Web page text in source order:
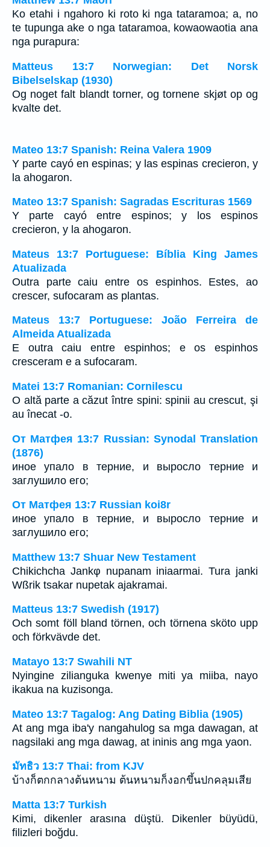
Ko etahi i ngahoro ki roto ki nga tataramoa; a, no
te tupunga ake o nga tataramoa, kowaowaotia ana
nga purapura:
Matteus 13:7 Norwegian: Det Norsk
Bibelselskap (1930)
Og noget falt blandt torner, og tornene skjøt op og
kvalte det.
Mateo 13:7 Spanish: Reina Valera 1909
Y parte cayó en espinas; y las espinas crecieron, y
la ahogaron.
Mateo 13:7 Spanish: Sagradas Escrituras 1569
Y parte cayó entre espinos; y los espinos
crecieron, y la ahogaron.
Mateus 13:7 Portuguese: Bíblia King James
Atualizada
Outra parte caiu entre os espinhos. Estes, ao
crescer, sufocaram as plantas.
Mateus 13:7 Portuguese: João Ferreira de
Almeida Atualizada
E outra caiu entre espinhos; e os espinhos
cresceram e a sufocaram.
Matei 13:7 Romanian: Cornilescu
O altă parte a căzut între spini: spinii au crescut, şi
au înecat -o.
От Матфея 13:7 Russian: Synodal Translation
(1876)
иное упало в терние, и выросло терние и
заглушило его;
От Матфея 13:7 Russian koi8r
иное упало в терние, и выросло терние и
заглушило его;
Matthew 13:7 Shuar New Testament
Chikichcha Jankφ nupanam iniaarmai. Tura janki
Wßrik tsakar nupetak ajakramai.
Matteus 13:7 Swedish (1917)
Och somt föll bland törnen, och törnena sköto upp
och förkvävde det.
Matayo 13:7 Swahili NT
Nyingine zilianguka kwenye miti ya miiba, nayo
ikakua na kuzisonga.
Mateo 13:7 Tagalog: Ang Dating Biblia (1905)
At ang mga iba'y nangahulog sa mga dawagan, at
nagsilaki ang mga dawag, at ininis ang mga yaon.
มัทธิว 13:7 Thai: from KJV
บ้างก็ตกกลางต้นหนาม ต้นหนามก็งอกขึ้นปกคลุมเสีย
Matta 13:7 Turkish
Kimi, dikenler arasına düştü. Dikenler büyüdü,
filizleri boğdu.